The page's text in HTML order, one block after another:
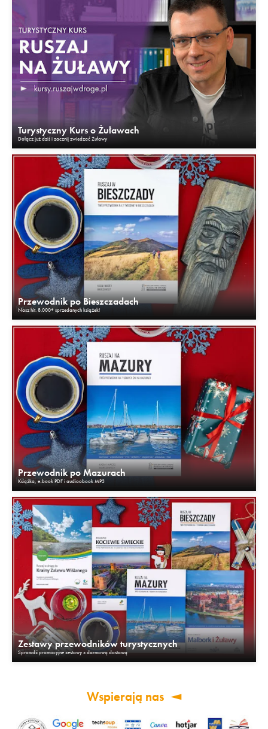
Turystyczny Kurs o Żuławach
Dołącz już dziś i zacznij zwiedzać Żuławy
Przewodnik po Bieszczadach
Nasz hit. 8.000+ sprzedanych książek!
Przewodnik po Mazurach
Książka, e-book PDF i audioobook MP3
Zestawy przewodników turystycznych
Sprawdź promocyjne zestawy z darmową dostawą
Wspierają nas